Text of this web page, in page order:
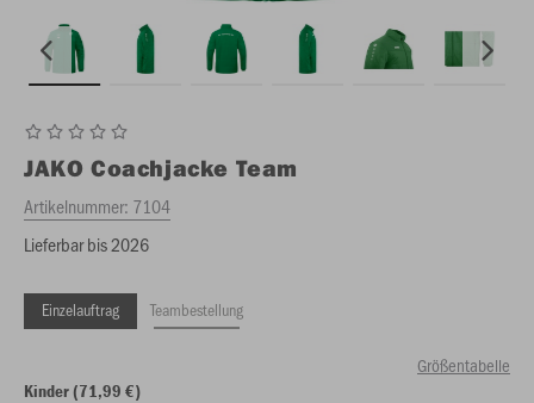
JAKO Coachjacke Team
Artikelnummer: 7104
Lieferbar bis 2026
Einzelauftrag Teambestellung
Größentabelle
Kinder (71,99 €)